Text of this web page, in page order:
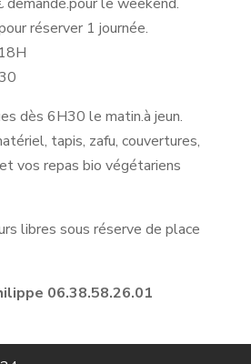
réserver 1 journée.
dès 6H30 le matin.à jeun.
tapis, zafu, couvertures,
vos repas bio végétariens
libres sous réserve de place
06.38.58.26.01